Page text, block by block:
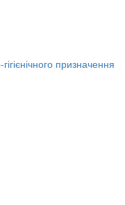
призначення